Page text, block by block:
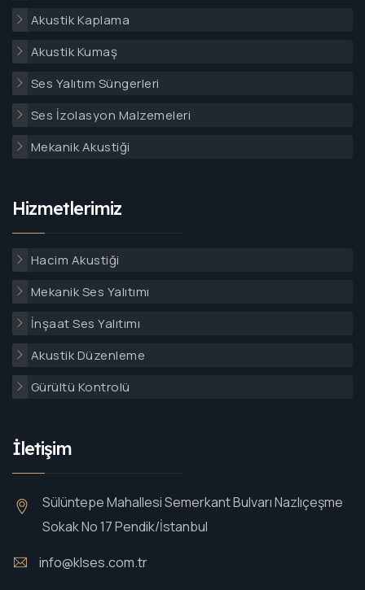
Akustik Kaplama
Akustik Kumaş
Ses Yalıtım Süngerleri
Ses İzolasyon Malzemeleri
Mekanik Akustiği
Hizmetlerimiz
Hacim Akustiği
Mekanik Ses Yalıtımı
İnşaat Ses Yalıtımı
Akustik Düzenleme
Gürültü Kontrolü
İletişim
Sülüntepe Mahallesi Semerkant Bulvarı Nazlıçeşme
Sokak No 17 Pendik/İstanbul
info@klses.com.tr